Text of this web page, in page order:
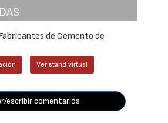
de Cemento de
Ver stand virtual
escribir comentarios